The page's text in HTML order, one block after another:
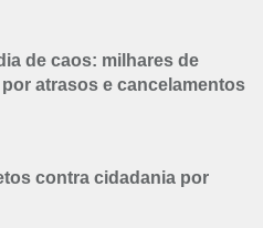
de caos: milhares de
atrasos e cancelamentos
contra cidadania por